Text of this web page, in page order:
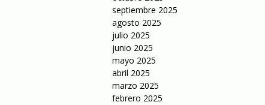
septiembre 2025
agosto 2025
julio 2025
junio 2025
mayo 2025
abril 2025
marzo 2025
febrero 2025